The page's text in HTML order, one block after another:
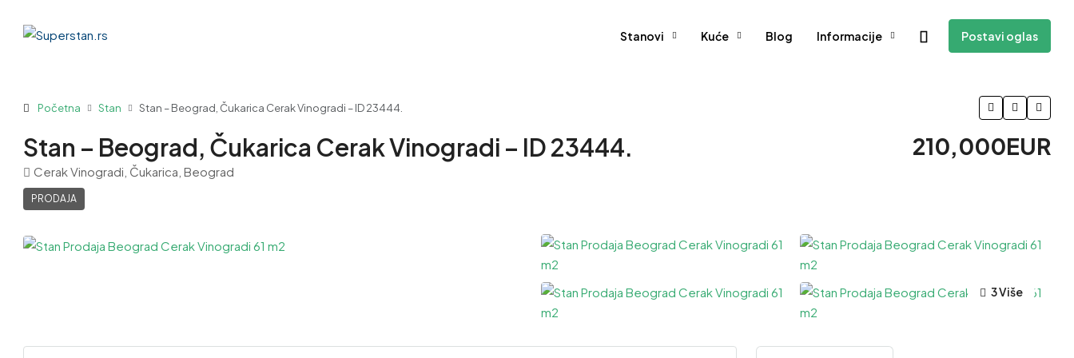
Stanovi Kuće Blog Informacije Postavi oglas
Početna Stan Stan – Beograd, Čukarica Cerak Vinogradi – ID 23444.
Stan – Beograd, Čukarica Cerak Vinogradi – ID 23444.
Cerak Vinogradi, Čukarica, Beograd
PRODAJA
210,000EUR
3 Više